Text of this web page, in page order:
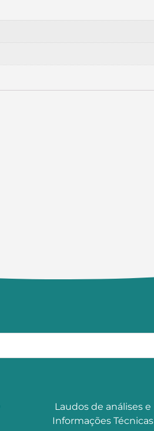
Laudos de análises e
Informações Técnicas